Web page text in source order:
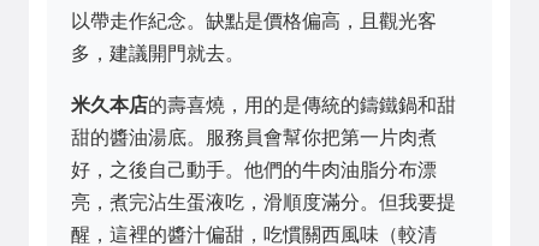
以帶走作紀念。缺點是價格偏高，且觀光客
多，建議開門就去。
米久本店的壽喜燒，用的是傳統的鑄鐵鍋和甜
甜的醬油湯底。服務員會幫你把第一片肉煮
好，之後自己動手。他們的牛肉油脂分布漂
亮，煮完沾生蛋液吃，滑順度滿分。但我要提
醒，這裡的醬汁偏甜，吃慣關西風味（較清